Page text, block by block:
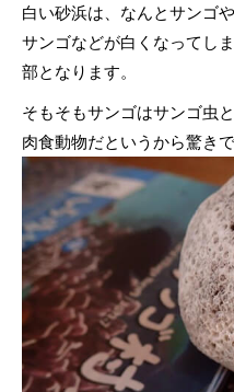
白い砂浜は、なんとサンゴ
サンゴなどが白くなってし
部となります。
そもそもサンゴはサンゴ虫
肉食動物だというから驚きで